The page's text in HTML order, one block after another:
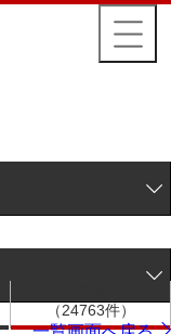
（24763件）